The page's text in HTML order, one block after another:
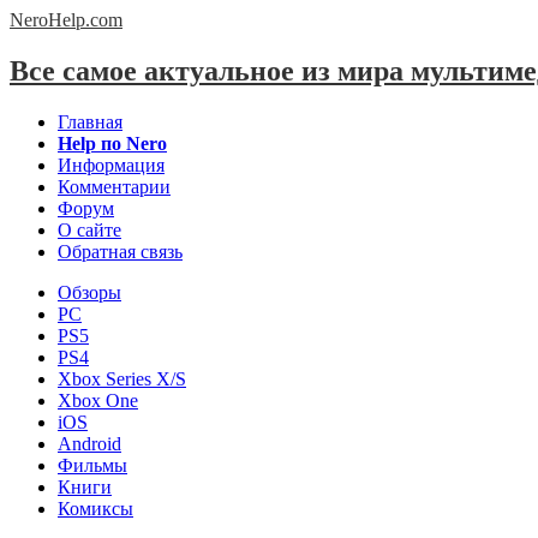
NeroHelp.com
Все самое актуальное из мира
Главная
Help по Nero
Информация
Комментарии
Форум
О сайте
Обратная связь
Обзоры
PC
PS5
PS4
Xbox Series X/S
Xbox One
iOS
Android
Фильмы
Книги
Комиксы